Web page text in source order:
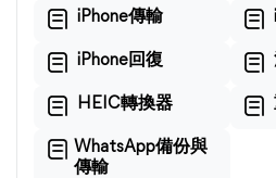
iPhone傳輸
iPhone回復
HEIC轉換器
WhatsApp備份與
傳輸